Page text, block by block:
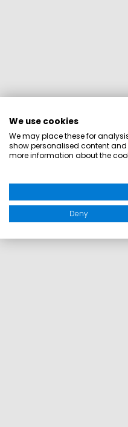
We use cookies
We may place these for
show personalised content and
more information about the
Deny